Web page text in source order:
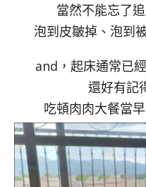
當然不能忘了
泡到皮皺掉、泡到
and，起床通常已
還好有記
吃頓肉肉大餐當